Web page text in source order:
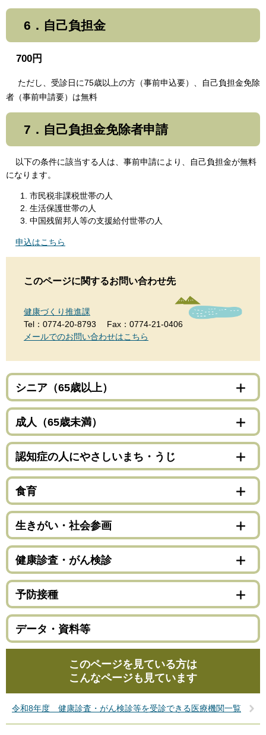
6．自己負担金
700円
ただし、受診日に75歳以上の方（事前申込要）、自己負担金免除
者（事前申請要）は無料
7．自己負担金免除者申請
以下の条件に該当する人は、事前申請により、自己負担金が無料
になります。
市民税非課税世帯の人
生活保護世帯の人
中国残留邦人等の支援給付世帯の人
申込はこちら
このページに関するお問い合わせ先
健康づくり推進課
Tel：0774-20-8793
Fax：0774-21-0406
メールでのお問い合わせはこちら
シニア（65歳以上）
成人（65歳未満）
認知症の人にやさしいまち・うじ
食育
生きがい・社会参画
健康診査・がん検診
予防接種
データ・資料等
このページを見ている方は
こんなページも見ています
令和8年度 健康診査・がん検診等を受診できる医療機関一覧